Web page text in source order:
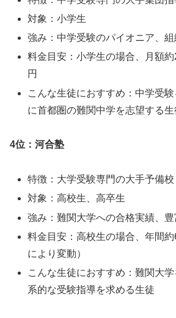
対象：小学生
強み：中学受験のパイオニア、組
料金目安：小学生の場合、月額
円
こんな生徒におすすめ：中学受
に首都圏の難関中学を志望する生
4位：河合塾
特徴：大学受験専門の大手予備校
対象：高校生、高卒生
強み：難関大学への合格実績、
料金目安：高校生の場合、年間
により変動）
こんな生徒におすすめ：難関大
系的な受験指導を求める生徒